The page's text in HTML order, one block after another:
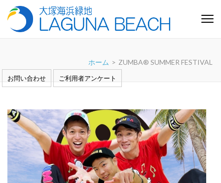
ン
ス
キ
プ
(Enter
を
押
大塚海浜緑地「ラグーナビー
お問い合わせ ご利用者アンケート
ホーム > ZUMBA®︎ SUMMER FESTIVAL